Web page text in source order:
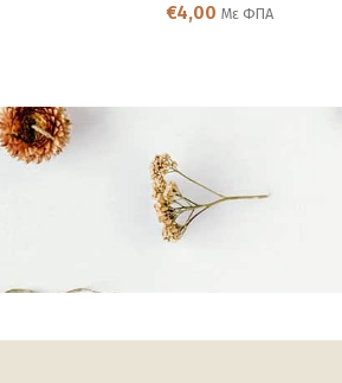
€4,00 Με ΦΠΑ